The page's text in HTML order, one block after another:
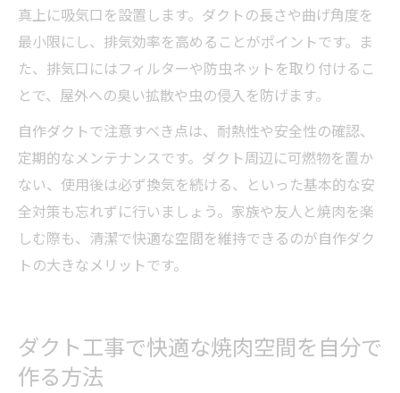
真上に吸気口を設置します。ダクトの長さや曲げ角度を
最小限にし、排気効率を高めることがポイントです。ま
た、排気口にはフィルターや防虫ネットを取り付けるこ
とで、屋外への臭い拡散や虫の侵入を防げます。
自作ダクトで注意すべき点は、耐熱性や安全性の確認、
定期的なメンテナンスです。ダクト周辺に可燃物を置か
ない、使用後は必ず換気を続ける、といった基本的な安
全対策も忘れずに行いましょう。家族や友人と焼肉を楽
しむ際も、清潔で快適な空間を維持できるのが自作ダク
トの大きなメリットです。
ダクト工事で快適な焼肉空間を自分で
作る方法